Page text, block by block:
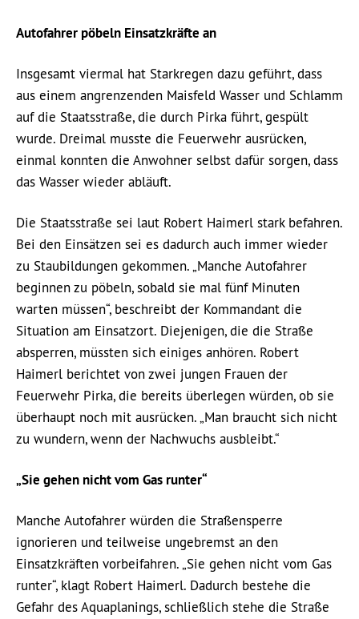
Autofahrer pöbeln Einsatzkräfte an
Insgesamt viermal hat Starkregen dazu geführt, dass
aus einem angrenzenden Maisfeld Wasser und Schlamm
auf die Staatsstraße, die durch Pirka führt, gespült
wurde. Dreimal musste die Feuerwehr ausrücken,
einmal konnten die Anwohner selbst dafür sorgen, dass
das Wasser wieder abläuft.
Die Staatsstraße sei laut Robert Haimerl stark befahren.
Bei den Einsätzen sei es dadurch auch immer wieder
zu Staubildungen gekommen. „Manche Autofahrer
beginnen zu pöbeln, sobald sie mal fünf Minuten
warten müssen“, beschreibt der Kommandant die
Situation am Einsatzort. Diejenigen, die die Straße
absperren, müssten sich einiges anhören. Robert
Haimerl berichtet von zwei jungen Frauen der
Feuerwehr Pirka, die bereits überlegen würden, ob sie
überhaupt noch mit ausrücken. „Man braucht sich nicht
zu wundern, wenn der Nachwuchs ausbleibt.“
„Sie gehen nicht vom Gas runter“
Manche Autofahrer würden die Straßensperre
ignorieren und teilweise ungebremst an den
Einsatzkräften vorbeifahren. „Sie gehen nicht vom Gas
runter“, klagt Robert Haimerl. Dadurch bestehe die
Gefahr des Aquaplanings, schließlich stehe die Straße